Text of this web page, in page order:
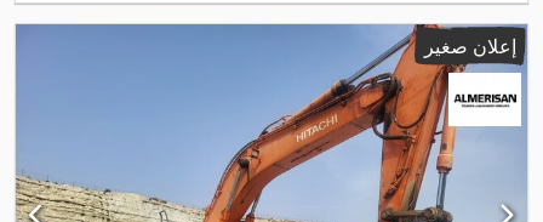
إعلان صغير